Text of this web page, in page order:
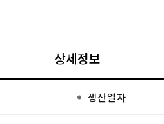
상세정보
생산일자